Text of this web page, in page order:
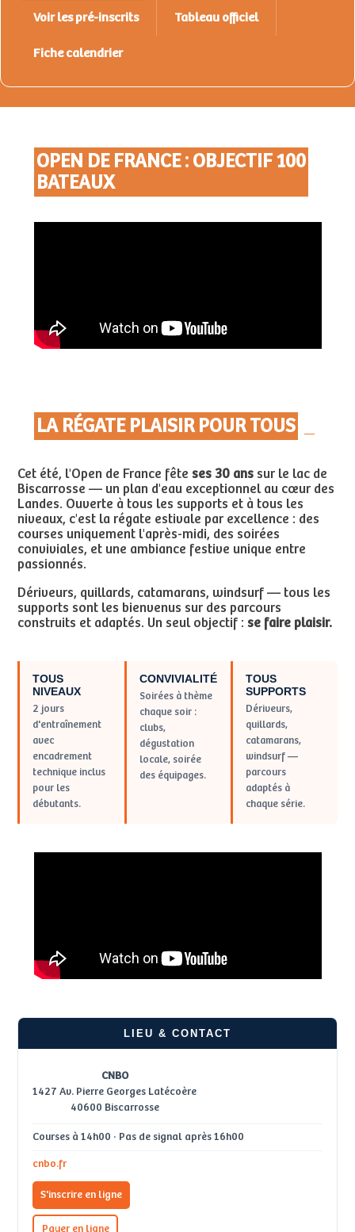
Voir les pré-inscrits Tableau officiel
Fiche calendrier
OPEN DE FRANCE : OBJECTIF 100
BATEAUX
LA RÉGATE PLAISIR POUR TOUS
Cet été, l'Open de France fêteses 30 ans sur le lac de
Biscarrosse — un plan d'eau exceptionnel au cœur des
Landes. Ouverte à tous les supports et à tous les
niveaux, c'est la régate estivale par excellence : des
courses uniquement l'après-midi, des soirées
conviviales, et une ambiance festive unique entre
passionnés.
Dériveurs, quillards, catamarans, windsurf — tous les
supports sont les bienvenus sur des parcours
construits et adaptés. Un seul objectif : se faire plaisir.
TOUS
NIVEAUX
2 jours
d'entraînement
avec
encadrement
technique inclus
pour les
débutants.
CONVIVIALITÉ
Soirées à thème
chaque soir :
clubs,
dégustation
locale, soirée
des équipages.
TOUS
SUPPORTS
Dériveurs,
quillards,
catamarans,
windsurf —
parcours
adaptés à
chaque série.
LIEU & CONTACT
CNBO
1427 Av. Pierre Georges Latécoère
40600 Biscarrosse
Courses à 14h00 · Pas de signal après 16h00
cnbo.fr
S'inscrire en ligne
Payer en ligne